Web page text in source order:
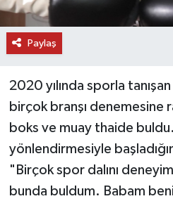
Paylaş
2020 yılında sporla
birçok branşı denemesine
boks ve muay thaide
yönlendirmesiyle
"Birçok spor dalını
bunda buldum. Babam
VİDEO HABERLER
YAZARLAR
RESMİ İLAN
MAGAZİN